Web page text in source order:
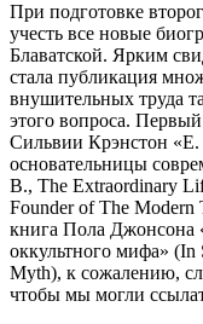
При подготовке
учесть все новые
Блаватской. Ярким
стала публикация
внушительных труда
этого вопроса.
Сильвии Крэнстон «Е.
основательницы
B., The Extraordinary
Founder of The
книга Пола Джонсона
оккультного мифа» (In
Myth), к сожалению,
чтобы мы могли